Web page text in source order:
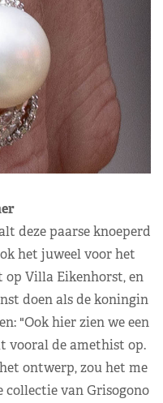
deze paarse knoeperd
het juweel voor het
op Villa Eikenhorst, en
doen als de koningin
"Ook hier zien we een
vooral de amethist op.
ontwerp, zou het me
van Grisogono